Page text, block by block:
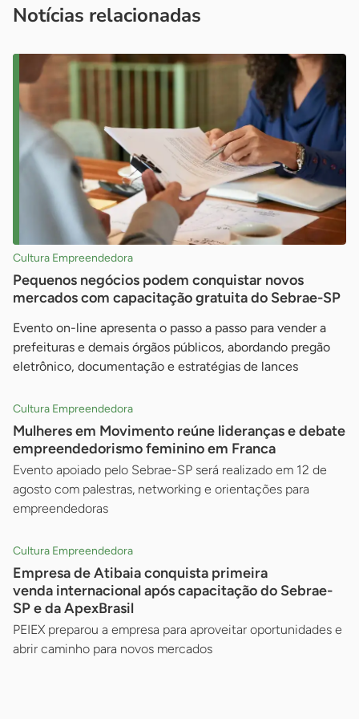
Notícias relacionadas
Cultura Empreendedora
Pequenos negócios podem conquistar novos
mercados com capacitação gratuita do Sebrae-SP
Evento on-line apresenta o passo a passo para vender a
prefeituras e demais órgãos públicos, abordando pregão
eletrônico, documentação e estratégias de lances
Cultura Empreendedora
Mulheres em Movimento reúne lideranças e debate
empreendedorismo feminino em Franca
Evento apoiado pelo Sebrae-SP será realizado em 12 de
agosto com palestras, networking e orientações para
empreendedoras
Cultura Empreendedora
Empresa de Atibaia conquista primeira
venda internacional após capacitação do Sebrae-
SP e da ApexBrasil
PEIEX preparou a empresa para aproveitar oportunidades e
abrir caminho para novos mercados